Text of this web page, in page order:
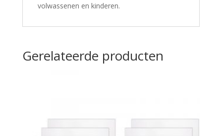
volwassenen en kinderen.
Gerelateerde producten